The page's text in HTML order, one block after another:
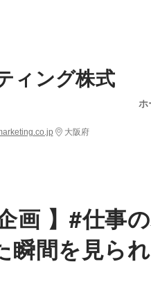
ィング株式
大阪府
ホ
画 】#仕事
瞬間を見ら